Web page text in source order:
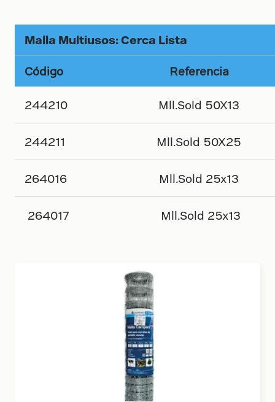
Malla Multiusos: Cerca Lista
Código Referencia
244210 Mll.Sold 50X13
244211 Mll.Sold 50X25
264016 Mll.Sold 25x13
264017 Mll.Sold 25x13